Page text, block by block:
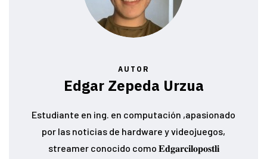
AUTOR
Edgar Zepeda Urzua
Estudiante en ing. en computación ,apasionado
por las noticias de hardware y videojuegos,
streamer conocido como 𝐄𝐝𝐠𝐚𝐫𝐜𝐢𝐥𝐨𝐩𝐨𝐬𝐭𝐥𝐢